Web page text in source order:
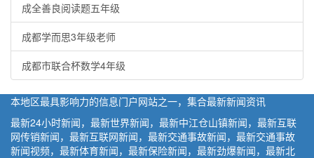
成全善良阅读题五年级
成都学而思3年级老师
成都市联合杯数学4年级
本地区最具影响力的信息门户网站之一，集合最新新闻资讯
最新24小时新闻，最新世界新闻，最新中江仓山镇新闻，最新互联
网传销新闻，最新互联网新闻，最新交通事故新闻，最新交通事故
新闻视频，最新体育新闻，最新保险新闻，最新劲爆新闻，最新北